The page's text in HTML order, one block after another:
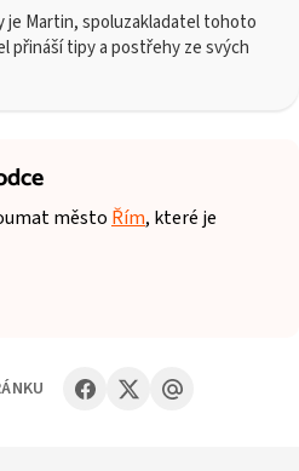
Martin, spoluzakladatel tohoto
přináší tipy a postřehy ze svých
město Řím, které je